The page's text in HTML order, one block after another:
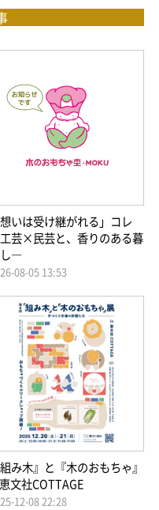
想いは受け継がれる」コレ
芸×民芸と、香りのある暮
―
08-05 13:53
組み木』と『木のおもちゃ』
文社COTTAGE
12-08 22:28